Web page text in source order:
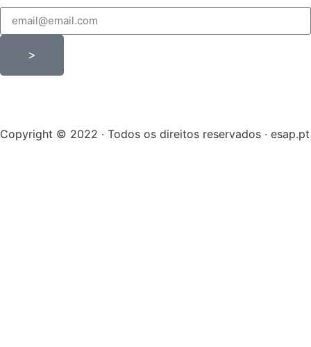
>
Copyright © 2022 · Todos os direitos reservados · esap.pt